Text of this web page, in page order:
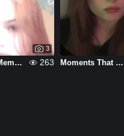
3
Captured Memories 263 Moments That Matter